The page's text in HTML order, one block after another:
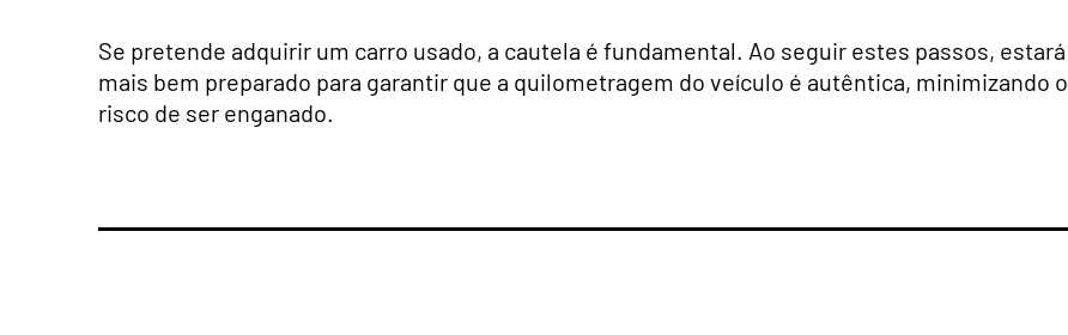
Se pretende adquirir um carro usado, a cautela é fundamental. Ao seguir estes passos, estará
mais bem preparado para garantir que a quilometragem do veículo é autêntica, minimizando o
risco de ser enganado.